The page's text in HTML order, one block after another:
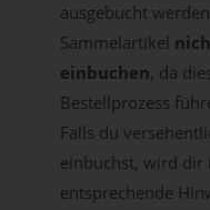
ausgebucht
Sammelartikel
einbuchen, da
Bestellprozess
Falls du
einbuchst, wird dir
entsprechende